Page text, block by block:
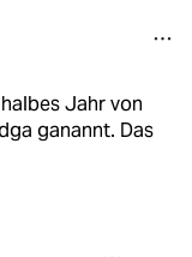
Jahr von
ganannt. Das